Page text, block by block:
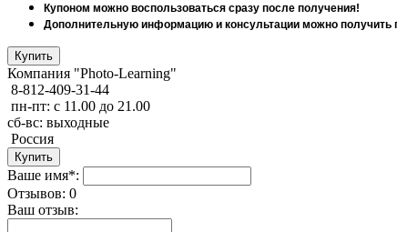
Купоном можно воспользоваться сразу после получения!
Дополнительную информацию и консультации можно получить
Компания "Photo-Learning"
8-812-409-31-44
пн-пт: с 11.00 до 21.00
сб-вс: выходные
Россия
Ваше имя*:
Отзывов: 0
Ваш отзыв: